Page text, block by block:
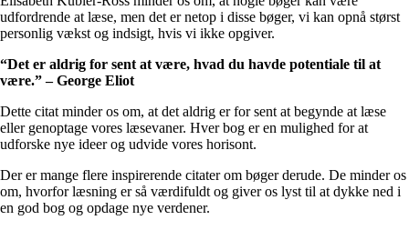
udfordrende at læse, men det er netop i disse bøger, vi kan opnå størst
personlig vækst og indsigt, hvis vi ikke opgiver.
“Det er aldrig for sent at være, hvad du havde potentiale til at
være.” – George Eliot
Dette citat minder os om, at det aldrig er for sent at begynde at læse
eller genoptage vores læsevaner. Hver bog er en mulighed for at
udforske nye ideer og udvide vores horisont.
Der er mange flere inspirerende citater om bøger derude. De minder os
om, hvorfor læsning er så værdifuldt og giver os lyst til at dykke ned i
en god bog og opdage nye verdener.